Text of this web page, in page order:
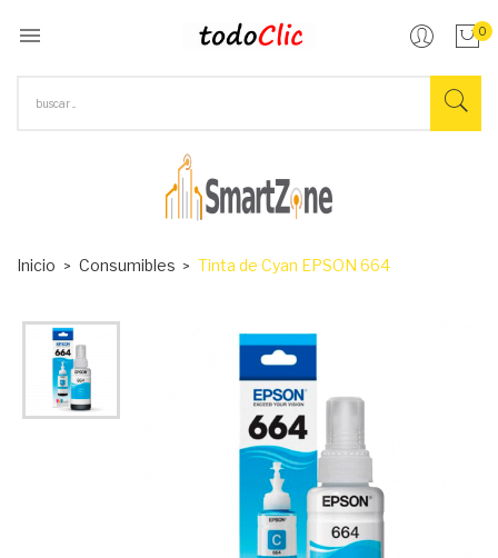
 0
Inicio Consumibles Tinta de Cyan EPSON 664